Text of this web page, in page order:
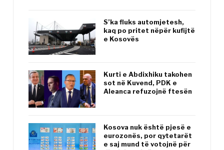
S’ka fluks automjetesh,
kaq po pritet nëpër kufijtë
e Kosovës
Kurti e Abdixhiku takohen
sot në Kuvend, PDK e
Aleanca refuzojnë ftesën
Kosova nuk është pjesë e
eurozonës, por qytetarët
e saj mund të votojnë për